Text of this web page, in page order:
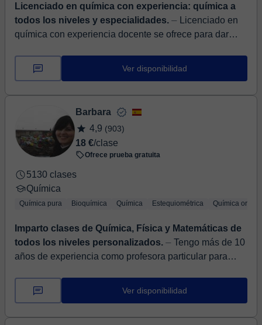
Licenciado en química con experiencia: química a
todos los niveles y especialidades. ⏤ Licenciado en
química con experiencia docente se ofrece para dar
Matemáticas, química, física,...
Ver disponibilidad
Barbara
4,9 (903)
18 €/clase
Ofrece prueba gratuita
5130 clases
Química
Química pura Bioquímica Química Estequiométrica Química
Imparto clases de Química, Física y Matemáticas de
todos los niveles personalizados. ⏤ Tengo más de 10
años de experiencia como profesora particular para
Universitario, tanto para preparar...
Ver disponibilidad